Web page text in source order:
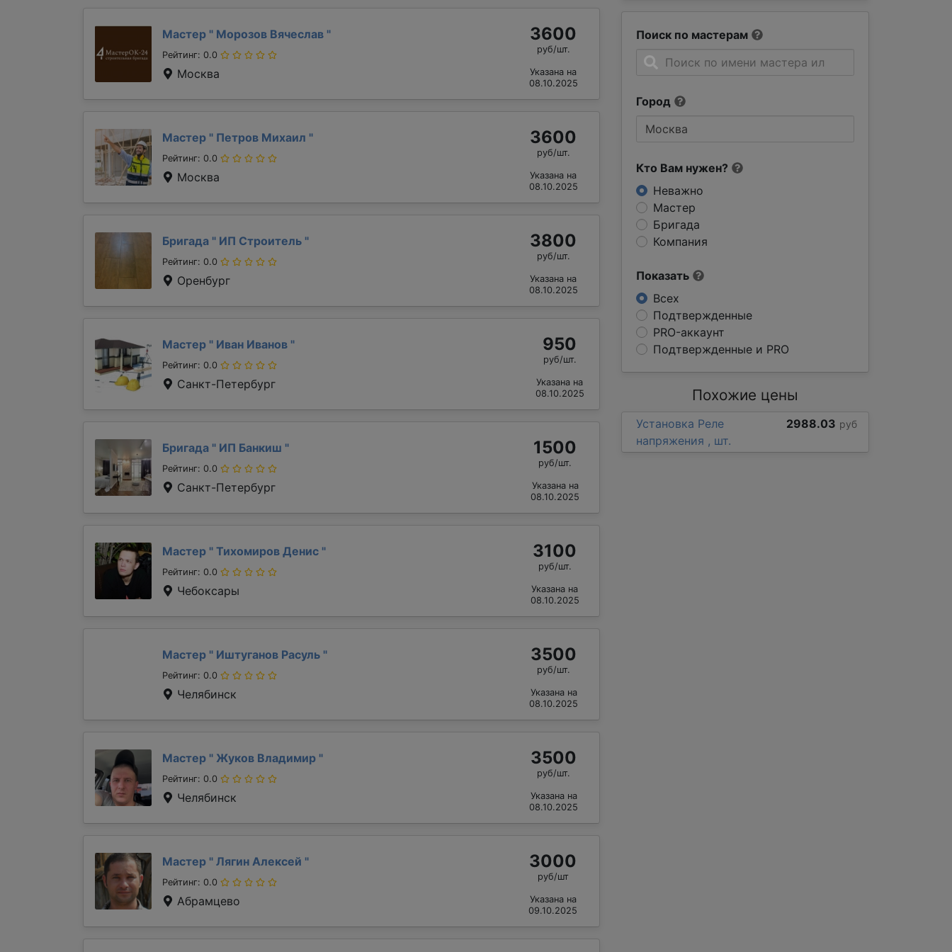
Поиск по мастерам
Город
Кто Вам нужен?
Неважно
Мастер
Бригада
Компания
Показать
Всех
Подтвержденные
PRO-аккаунт
Подтвержденные и PRO
Мастер " Морозов Вячеслав "
Рейтинг: 0.0
Москва
3600
руб/шт.
Указана на
08.10.2025
Мастер " Петров Михаил "
Рейтинг: 0.0
Москва
3600
руб/шт.
Указана на
08.10.2025
Бригада " ИП Строитель "
Рейтинг: 0.0
Оренбург
3800
руб/шт.
Указана на
08.10.2025
Мастер " Иван Иванов "
Рейтинг: 0.0
Санкт-Петербург
950
руб/шт.
Указана на
08.10.2025
Бригада " ИП Банкиш "
Рейтинг: 0.0
Санкт-Петербург
1500
руб/шт.
Указана на
08.10.2025
Мастер " Тихомиров Денис "
Рейтинг: 0.0
Чебоксары
3100
руб/шт.
Указана на
08.10.2025
Мастер " Иштуганов Расуль "
Рейтинг: 0.0
Челябинск
3500
руб/шт.
Указана на
08.10.2025
Мастер " Жуков Владимир "
Рейтинг: 0.0
Челябинск
3500
руб/шт.
Указана на
08.10.2025
Мастер " Лягин Алексей "
Рейтинг: 0.0
Абрамцево
3000
руб/шт
Указана на
09.10.2025
Похожие цены
Установка Реле
напряжения , шт.
2988.03 руб